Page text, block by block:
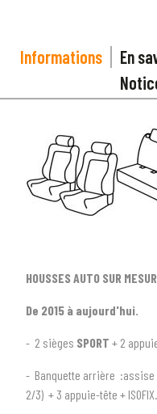
SÉLECTIONNEZ LE TYPE DE
Tous les types
Informations En
HOUSSES AUTO SUR
De 2015 à aujourd'hui.
- 2 sièges SPORT + 2
- Banquette arrière :assise
2/3) + 3 appuie-tête + ISOFIX.